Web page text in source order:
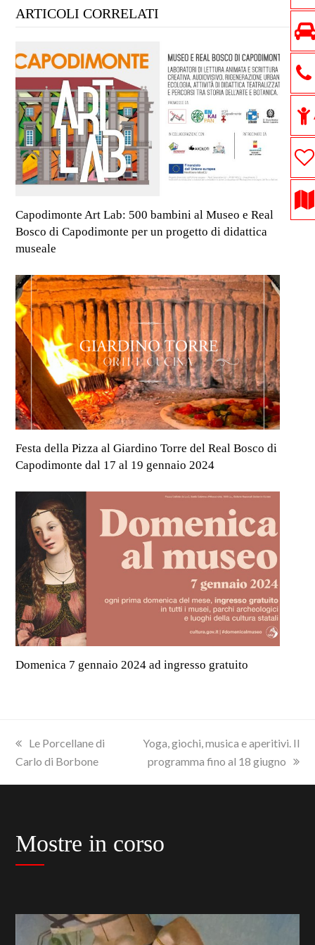
ARTICOLI CORRELATI
Capodimonte Art Lab: 500 bambini al Museo e Real
Bosco di Capodimonte per un progetto di didattica
museale
Festa della Pizza al Giardino Torre del Real Bosco di
Capodimonte dal 17 al 19 gennaio 2024
Domenica 7 gennaio 2024 ad ingresso gratuito
previous
post:
Le Porcellane di
Carlo di Borbone
next
post:
Yoga, giochi, musica e aperitivi. Il
programma fino al 18 giugno
Mostre in corso